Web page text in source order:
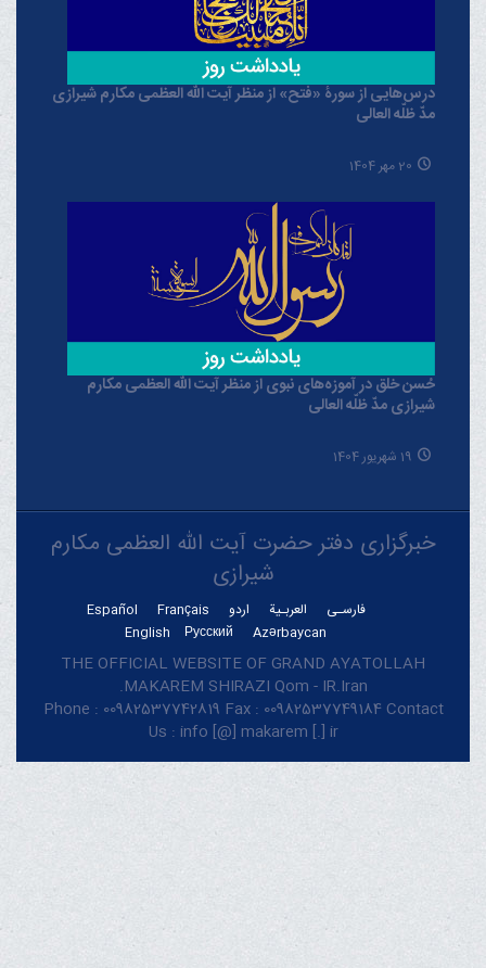
درس‌هایی از سورۀ «فتح» از منظر آیت الله العظمی مکارم شیرازی
مدّ ظلّه العالی
20 مهر 1404
حُسن خلق در آموزه‌های نبوی از منظر آیت الله العظمی مکارم
شیرازی مدّ ظلّه العالی
19 شهریور 1404
خبرگزاری دفتر حضرت آیت الله العظمی مکارم
شیرازی
فارسـی العربـیة اردو Français
Español
Azərbaycan
Русский
English
THE OFFICIAL WEBSITE OF GRAND AYATOLLAH
MAKAREM SHIRAZI Qom - IR.Iran.
Phone : 00982537742819 Fax : 00982537749184 Contact
Us : info [@] makarem [.] ir